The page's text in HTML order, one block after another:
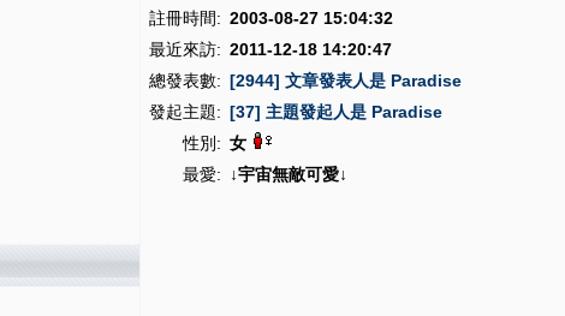
註冊時間: 2003-08-27 15:04:32
最近來訪: 2011-12-18 14:20:47
總發表數: [2944] 文章發表人是 Paradise
發起主題: [37] 主題發起人是 Paradise
性別: 女
最愛:
↓宇宙無敵可愛↓